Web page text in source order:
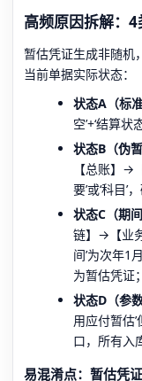
高频原因拆解：
暂估凭证生成非随机
当前单据实际状态：
状态A（标准
空’+‘结算
状态B（伪暂
【总账】→
要’或‘科目’
状态C（期间
链】→【业
间’为次年1
为暂估凭证；
状态D（参数
用应付暂估
口，所有入
易混淆点：暂估凭